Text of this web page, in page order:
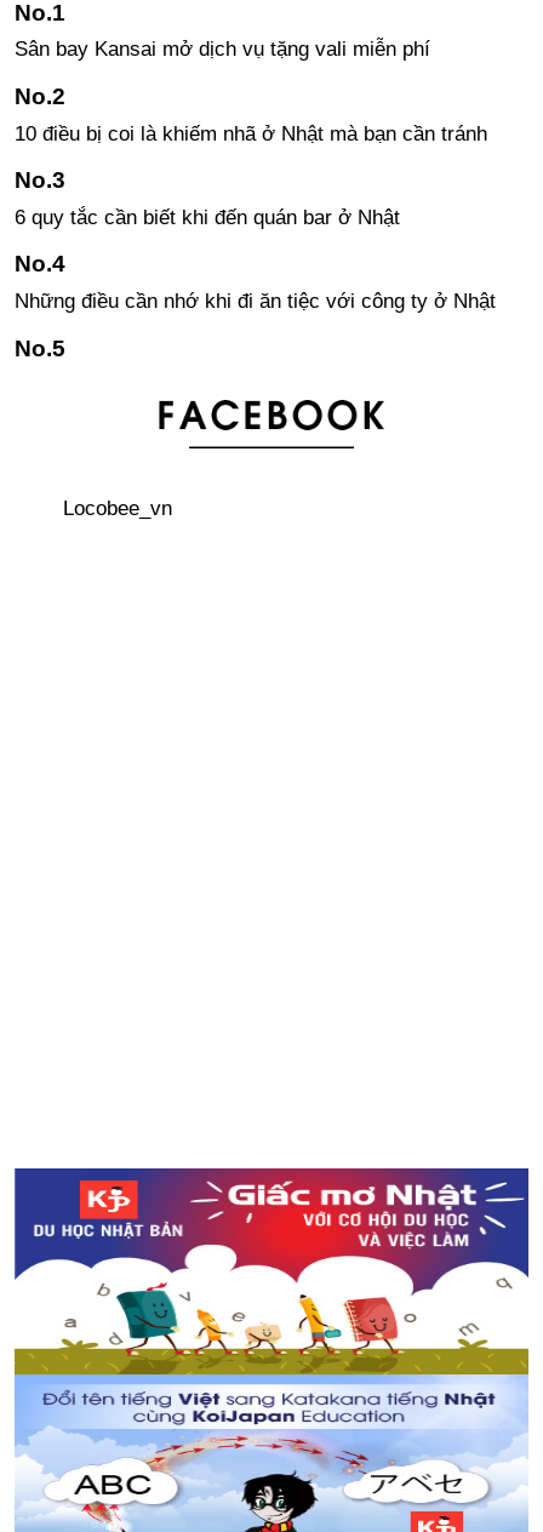
Sân bay Kansai mở dịch vụ tặng vali miễn phí
10 điều bị coi là khiếm nhã ở Nhật mà bạn cần tránh
6 quy tắc cần biết khi đến quán bar ở Nhật
Những điều cần nhớ khi đi ăn tiệc với công ty ở Nhật
Nhật Bản bắt đầu bán sách bằng tiếng Việt
Locobee_vn